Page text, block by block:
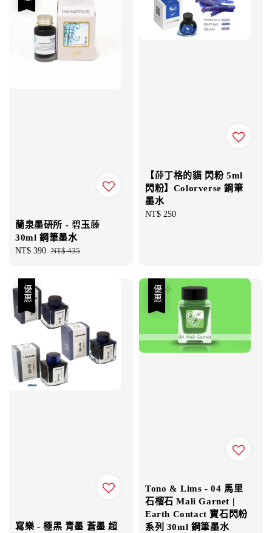
蘭泉墨研所 - 碧玉藤
30ml 鋼筆墨水
Sale
NT$ 390 Regular
NT$ 435
【薛丁格的貓 閃粉 5ml
閃粉】Colorverse 鋼筆
墨水
Regular
NT$ 250
優惠
寫樂 - 極黑 青墨 蒼墨 超
優惠
Tono & Lims - 04 馬里
石榴石 Mali Garnet |
Earth Contact 寶石閃粉
系列 30ml 鋼筆墨水